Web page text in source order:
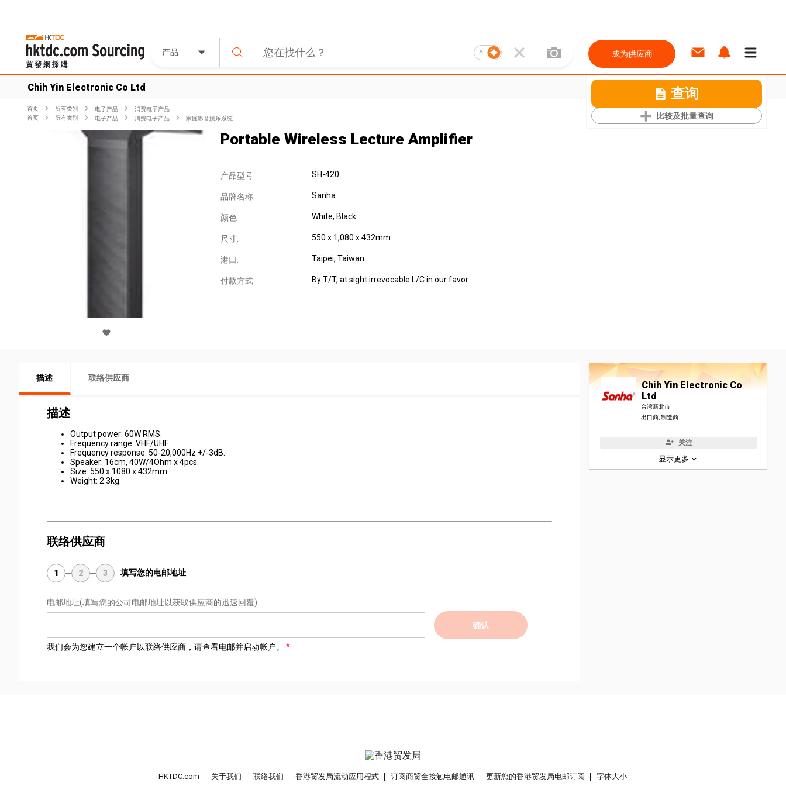
产品 AI 成为供应商
Chih Yin Electronic Co Ltd 查询
比较及批量查询
首页 所有类別 电子产品
消费电子产品
首页
所有类別 电子产品 消费电子产品 家庭影音娱乐系统
Portable Wireless Lecture Amplifier
产品型号: SH-420
品牌名称: Sanha
颜色: White, Black
尺寸: 550 x 1,080 x 432mm
港口: Taipei, Taiwan
付款方式: By T/T, at sight irrevocable L/C in our favor
描述 联络供应商
描述
Output power: 60W RMS.
Frequency range: VHF/UHF.
Frequency response: 50-20,000Hz +/-3dB.
Speaker: 16cm, 40W/4Ohm x 4pcs.
Size: 550 x 1080 x 432mm.
Weight: 2.3kg.
联络供应商
1 2 3 填写您的电邮地址
电邮地址(填写您的公司电邮地址以获取供应商的迅速回覆)
确认
我们会为您建立一个帐户以联络供应商，请查看电邮并启动帐户。
Chih Yin Electronic Co
Ltd
台湾新北市
出口商, 制造商
关注
显示更多
HKTDC.com 关于我们 联络我们 香港贸发局流动应用程式 订阅商贸全接触电邮通讯 更新您的香港贸发局电邮订阅 字体大小